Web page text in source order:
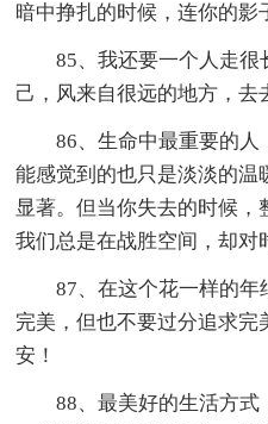
暗中挣扎的时候，连你的影
85、我还要一个人走很
己，风来自很远的地方，去
86、生命中最重要的人
能感觉到的也只是淡淡的温
显著。但当你失去的时候
我们总是在战胜空间，却对
87、在这个花一样的
完美，但也不要过分追求完
安！
88、最美好的生活方式